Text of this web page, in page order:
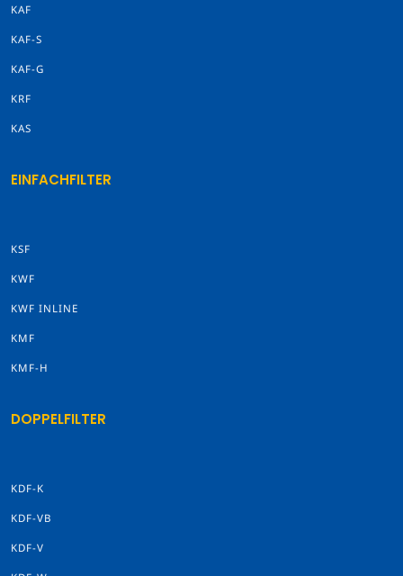
KAF
KAF-S
KAF-G
KRF
KAS
EINFACHFILTER
KSF
KWF
KWF INLINE
KMF
KMF-H
DOPPELFILTER
KDF-K
KDF-VB
KDF-V